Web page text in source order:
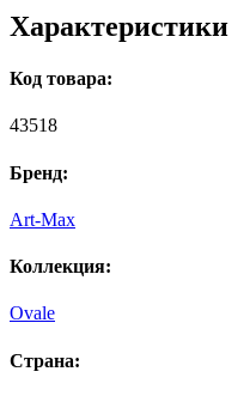
Характеристики
Код товара:
43518
Бренд:
Art-Max
Коллекция:
Ovale
Страна: